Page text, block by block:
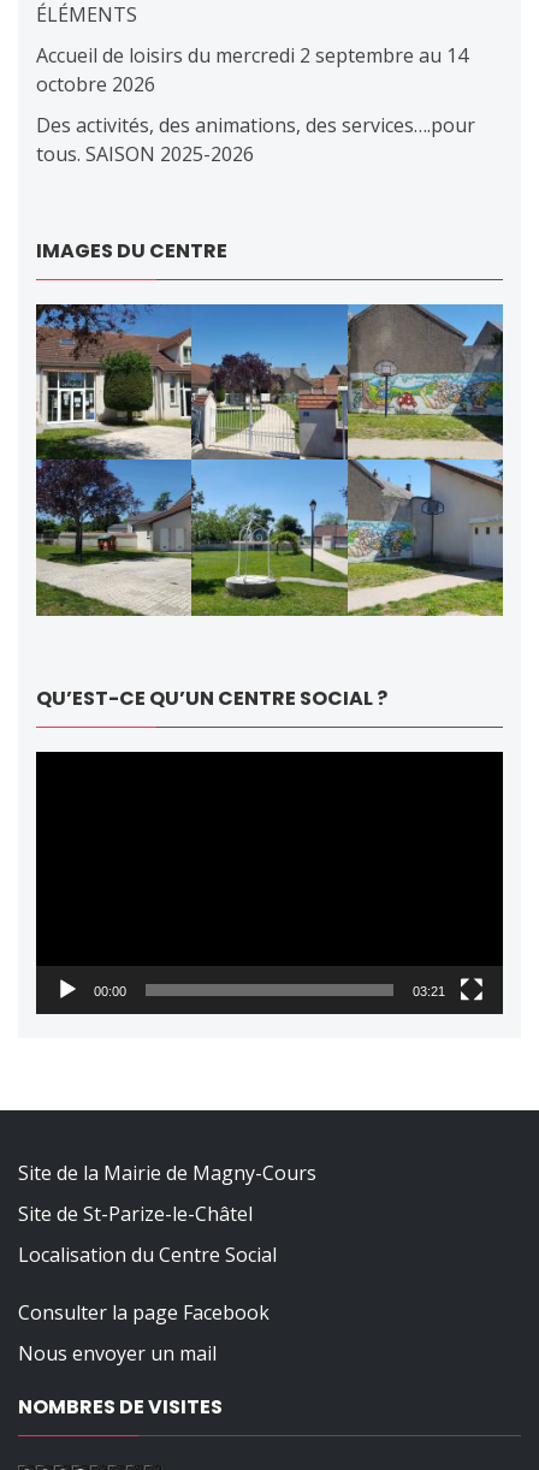
ÉLÉMENTS
Accueil de loisirs du mercredi 2 septembre au 14
octobre 2026
Des activités, des animations, des services….pour
tous. SAISON 2025-2026
IMAGES DU CENTRE
QU’EST-CE QU’UN CENTRE SOCIAL ?
00:00 03:21
Site de la Mairie de Magny-Cours
Site de St-Parize-le-Châtel
Localisation du Centre Social
Consulter la page Facebook
Nous envoyer un mail
NOMBRES DE VISITES